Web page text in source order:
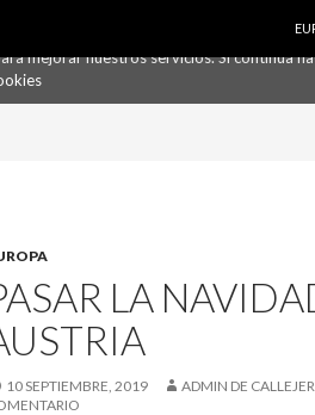
mejorar nuestros servicios. Si continúa
LA
10 SEPTIEMBRE, 2019 ADMIN DE